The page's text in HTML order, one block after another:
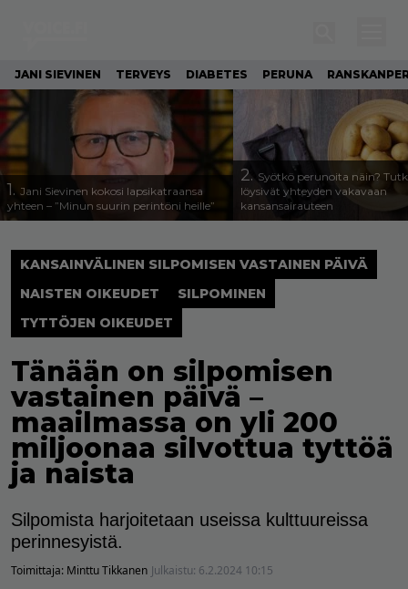
JANI SIEVINEN TERVEYS DIABETES PERUNA
1. Jani Sievinen kokosi lapsikatraansa
yhteen – ”Minun suurin perintöni heille”
2. Syötkö perunoita näin?
löysivät yhteyden vakavaan
kansansairauteen
KANSAINVÄLINEN SILPOMISEN VASTAINEN PÄIVÄ
NAISTEN OIKEUDET
SILPOMINEN
TYTTÖJEN OIKEUDET
Tänään on silpomisen
vastainen päivä –
maailmassa on yli 200
miljoonaa silvottua tyttöä
ja naista
Silpomista harjoitetaan useissa kulttuureissa
perinnesyistä.
Toimittaja: Minttu Tikkanen Julkaistu: 6.2.2024 10:15